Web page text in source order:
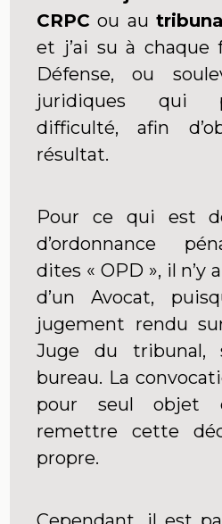
CRPC ou au
et j’ai su à chaque
Défense, ou
juridiques qui
difficulté, afin
résultat.
Pour ce qui est
d’ordonnance
dites « OPD », il n’y
d’un Avocat,
jugement rendu
Juge du tribunal,
bureau. La
pour seul objet
remettre cette
propre.